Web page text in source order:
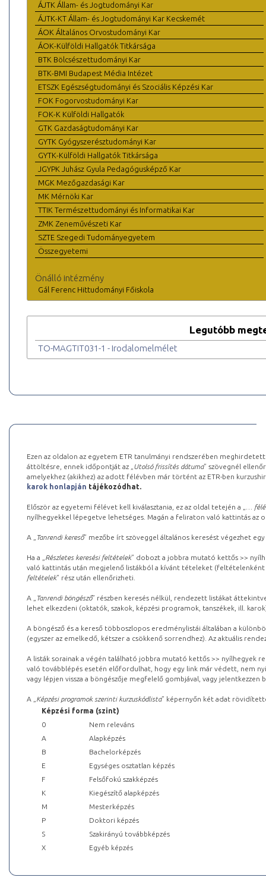
ÁJTK Állam- és Jogtudományi Kar
ÁJTK-KT Állam- és Jogtudományi Kar Kecskemét
ÁOK Általános Orvostudományi Kar
ÁOK-Külföldi Hallgatók Titkársága
BTK Bölcsészettudományi Kar
BTK-BMI Budapest Média Intézet
ETSZK Egészségtudományi és Szociális Képzési Kar
FOK Fogorvostudományi Kar
FOK-K Külföldi Hallgatók
GTK Gazdaságtudományi Kar
GYTK Gyógyszerésztudományi Kar
GYTK-Külföldi Hallgatók Titkársága
JGYPK Juhász Gyula Pedagógusképző Kar
MGK Mezőgazdasági Kar
MK Mérnöki Kar
TTIK Természettudományi és Informatikai Kar
ZMK Zeneművészeti Kar
SZTE Szegedi Tudományegyetem
Összegyetemi
Önálló intézmény
Gál Ferenc Hittudományi Főiskola
Legutóbb
TO-MAGTIT031-1 - Irodalomelmélet
Ezen az oldalon az egyetem ETR tanulmányi rendszerében
áttöltésre, ennek időpontját az „ Utolsó frissítés dátuma” szövegnél
amelyekhez (akikhez) az adott félévben már történt az ETR-ben
karok honlapján tájékozódhat.
Először az egyetemi félévet kell kiválasztania, ez az oldal tetején a „
…
nyílhegyekkel lépegetve lehetséges. Magán a feliraton való kattintás az
A „ Tanrendi kereső” mezőbe írt szöveggel általános keresést végezhet
Ha a „ Részletes keresési feltételek” dobozt a jobbra mutató kettős >>
való kattintás után megjelenő listákból a kívánt tételeket (feltételenként
feltételek” rész után ellenőrizheti.
A „ Tanrendi böngésző” részben keresés nélkül, rendezett listákat
lehet elkezdeni (oktatók, szakok, képzési programok, tanszékek, ill.
A böngésző és a kereső többoszlopos eredménylistái általában a
(egyszer az emelkedő, kétszer a csökkenő sorrendhez). Az aktuális
A listák sorainak a végén található jobbra mutató kettős >> nyílhegyek
való továbblépés esetén előfordulhat, hogy egy link már védett, nem
vagy lépjen vissza a böngészője megfelelő gombjával, vagy
A „ Képzési programok szerinti kurzuskódlista” képernyőn két adat
Képzési forma (szint)
0
Nem releváns
A
Alapképzés
B
Bachelorképzés
E
Egységes osztatlan képzés
F
Felsőfokú szakképzés
K
Kiegészítő alapképzés
M
Mesterképzés
P
Doktori képzés
S
Szakirányú továbbképzés
X
Egyéb képzés